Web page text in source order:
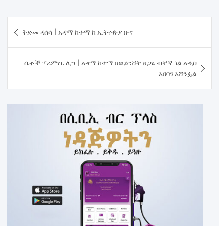
navigation
ቅድመ ዳሰሳ | አዳማ ከተማ ከ ኢትዮጵያ ቡና
ሴቶች ፕሪምየር ሊግ | አዳማ ከተማ በወይንሸት ፀጋዬ ብቸኛ ጎል አዲስ
አበባን አሸንፏል